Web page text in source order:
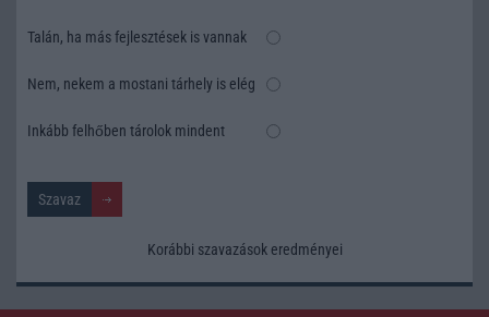
Talán, ha más fejlesztések is vannak
Nem, nekem a mostani tárhely is elég
Inkább felhőben tárolok mindent
Korábbi szavazások eredményei